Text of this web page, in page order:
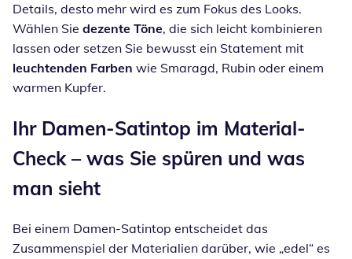
Details, desto mehr wird es zum Fokus des Looks.
Wählen Sie dezente Töne, die sich leicht kombinieren
lassen oder setzen Sie bewusst ein Statement mit
leuchtenden Farben wie Smaragd, Rubin oder einem
warmen Kupfer.
Ihr Damen-Satintop im Material-
Check – was Sie spüren und was
man sieht
Bei einem Damen-Satintop entscheidet das
Zusammenspiel der Materialien darüber, wie „edel“ es